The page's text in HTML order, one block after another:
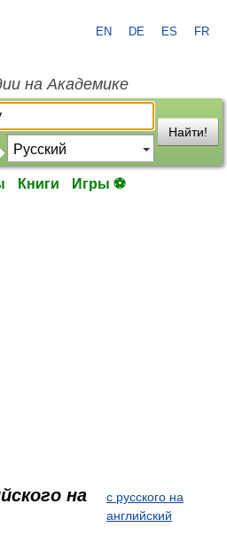
EN DE ES FR
на Академике
Найти!
Книги Игры ⚽
на
с русского на
английский